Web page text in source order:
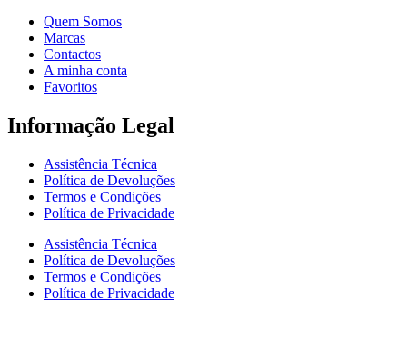
Quem Somos
Marcas
Contactos
A minha conta
Favoritos
Informação Legal
Assistência Técnica
Política de Devoluções
Termos e Condições
Política de Privacidade
Assistência Técnica
Política de Devoluções
Termos e Condições
Política de Privacidade